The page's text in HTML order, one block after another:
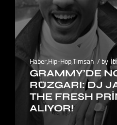
Haber,Hip-Hop,Timsah by
GRAMMY’DE
RÜZGARI: DJ
THE FRESH
ALIYOR!